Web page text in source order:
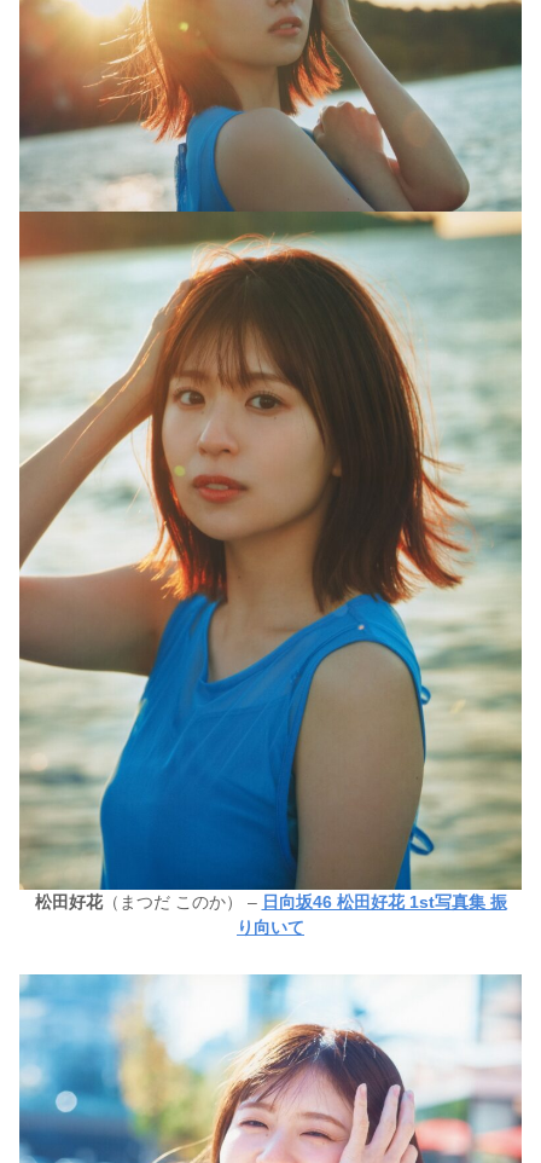
松田好花（まつだ このか） – 日向坂46 松田好花 1st写真集 振
り向いて